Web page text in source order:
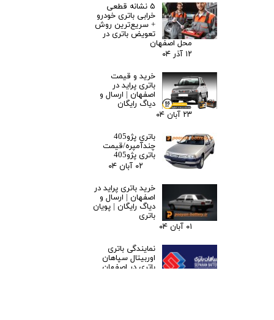
۵ نشانه قطعی
خرابی باتری خودرو
+ سریع‌ترین روش
تعویض باتری در
محل اصفهان
۱۲ آذر ۰۴
خرید و قیمت
باتری پراید در
اصفهان | ارسال و
دیاگ رایگان
۲۳ آبان ۰۴
باتری پژو405
چندآمپره/قیمت
باتری پژو405
۰۲ آبان ۰۴
خرید باتری پراید در
اصفهان | ارسال و
دیاگ رایگان | پویان
باتری
۰۱ آبان ۰۴
نمایندگی باتری
اوربیتال سپاهان
باتری در اصفهان